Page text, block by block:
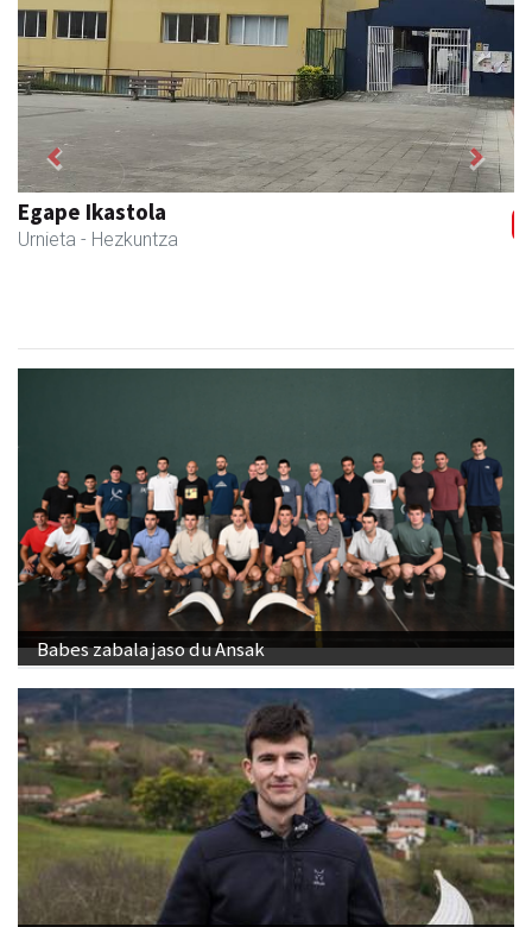
Egape Ikastola
Urnieta - Hezkuntza
Previous Next
Babes zabala jaso du Ansak